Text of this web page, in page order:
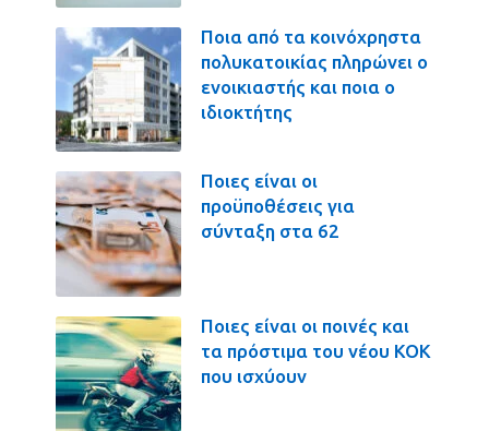
Ποια από τα κοινόχρηστα
πολυκατοικίας πληρώνει ο
ενοικιαστής και ποια ο
ιδιοκτήτης
Ποιες είναι οι
προϋποθέσεις για
σύνταξη στα 62
Ποιες είναι οι ποινές και
τα πρόστιμα του νέου ΚΟΚ
που ισχύουν